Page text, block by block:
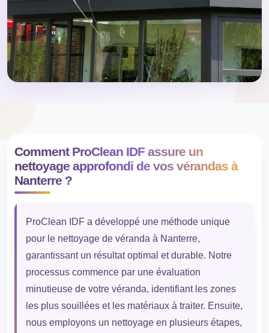
Comment ProClean IDF assure un
nettoyage approfondi de vos vérandas à
Nanterre ?
ProClean IDF a développé une méthode unique
pour le nettoyage de véranda à Nanterre,
garantissant un résultat optimal et durable. Notre
processus commence par une évaluation
minutieuse de votre véranda, identifiant les zones
les plus souillées et les matériaux à traiter. Ensuite,
nous employons un nettoyage en plusieurs étapes,